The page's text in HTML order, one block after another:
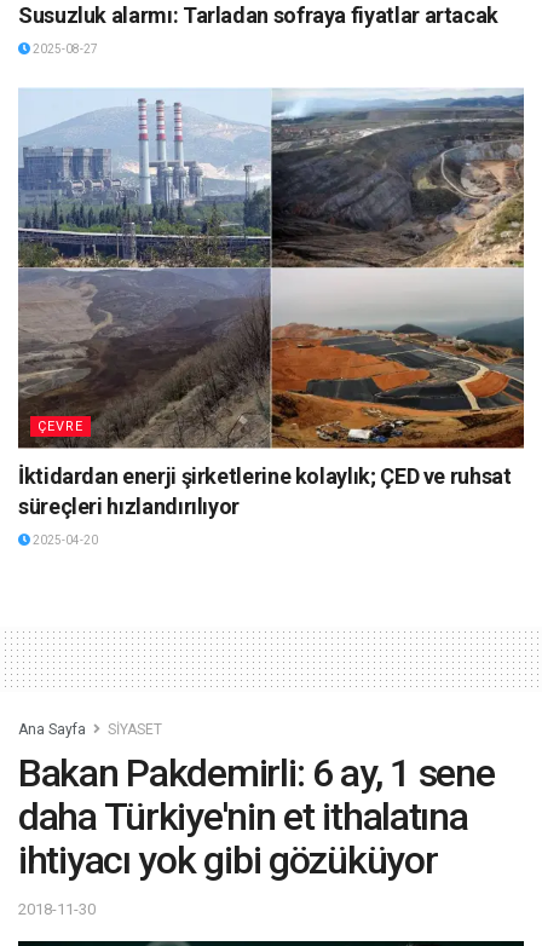
Susuzluk alarmı: Tarladan sofraya fiyatlar artacak
2025-08-27
ÇEVRE
İktidardan enerji şirketlerine kolaylık; ÇED ve ruhsat
süreçleri hızlandırılıyor
2025-04-20
Ana Sayfa SİYASET
Bakan Pakdemirli: 6 ay, 1 sene
daha Türkiye'nin et ithalatına
ihtiyacı yok gibi gözüküyor
2018-11-30